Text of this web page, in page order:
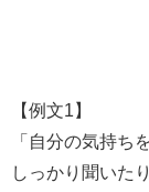
【例文1】
「自分の気持ち
しっかり聞いた